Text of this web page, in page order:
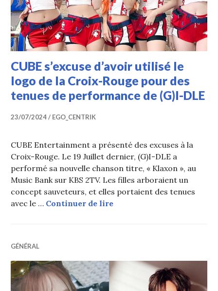
CUBE s’excuse d’avoir utilisé le
logo de la Croix-Rouge pour des
tenues de performance de (G)I-DLE
23/07/2024 EGO_CENTRIK
CUBE Entertainment a présenté des excuses à la
Croix-Rouge. Le 19 Juillet dernier, (G)I-DLE a
performé sa nouvelle chanson titre, « Klaxon », au
Music Bank sur KBS 2TV. Les filles arboraient un
concept sauveteurs, et elles portaient des tenues
avec le … Continuer de lireCUBE s’excuse d’avoir
GÉNÉRAL